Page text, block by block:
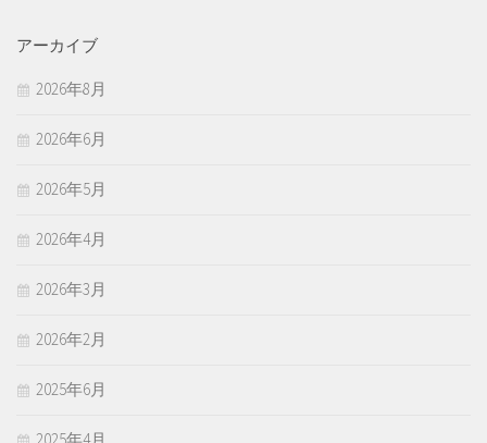
アーカイブ
2026年8月
2026年6月
2026年5月
2026年4月
2026年3月
2026年2月
2025年6月